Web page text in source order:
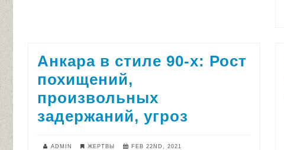
Анкара в стиле 90-х: Рост
похищений,
произвольных
задержаний, угроз
ADMIN ЖЕРТВЫ FEB 22ND, 2021